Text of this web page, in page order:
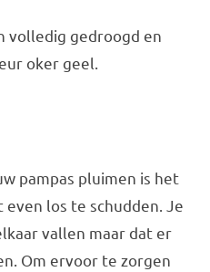
volledig gedroogd en
oker geel.
pampas pluimen is het
los te schudden. Je
vallen maar dat er
Om ervoor te zorgen